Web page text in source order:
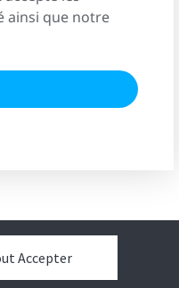
ainsi que notre
Accepter